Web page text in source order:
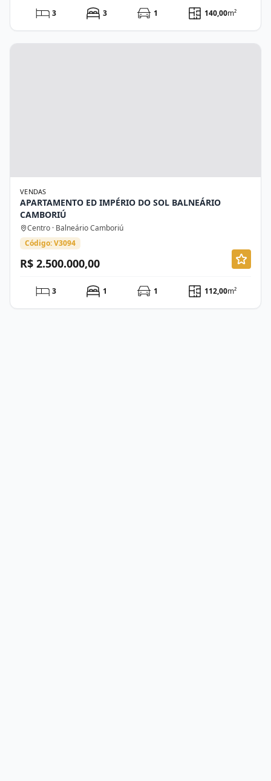
3 3 1 140,00m²
VENDAS
APARTAMENTO ED IMPÉRIO DO SOL BALNEÁRIO
CAMBORIÚ
Centro · Balneário Camboriú
Código: V3094
R$ 2.500.000,00
3 1 1 112,00m²